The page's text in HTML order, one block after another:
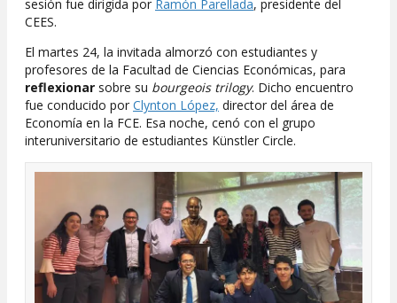
sesión fue dirigida por Ramón Parellada, presidente del
CEES.
El martes 24, la invitada almorzó con estudiantes y
profesores de la Facultad de Ciencias Económicas, para
reflexionar sobre su bourgeois trilogy. Dicho encuentro
fue conducido por Clynton López, director del área de
Economía en la FCE. Esa noche, cenó con el grupo
interuniversitario de estudiantes Künstler Circle.